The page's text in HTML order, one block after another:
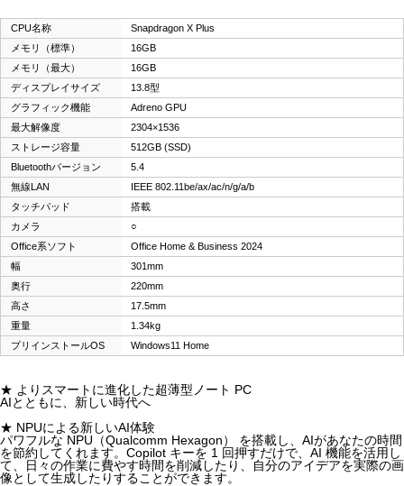
CPU名称
Snapdragon X Plus
メモリ（標準）
16GB
メモリ（最大）
16GB
ディスプレイサイズ
13.8型
グラフィック機能
Adreno GPU
最大解像度
2304×1536
ストレージ容量
512GB (SSD)
Bluetoothバージョン
5.4
無線LAN
IEEE 802.11be/ax/ac/n/g/a/b
タッチパッド
搭載
カメラ
○
Office系ソフト
Office Home & Business 2024
幅
301mm
奥行
220mm
高さ
17.5mm
重量
1.34kg
プリインストールOS
Windows11 Home
★ よりスマートに進化した超薄型ノート PC
AIとともに、新しい時代へ
★ NPUによる新しいAI体験
パワフルな NPU（Qualcomm Hexagon） を搭載し、AIがあなたの時間
を節約してくれます。Copilot キーを 1 回押すだけで、AI 機能を活用し
て、日々の作業に費やす時間を削減したり、自分のアイデアを実際の画
像として生成したりすることができます。